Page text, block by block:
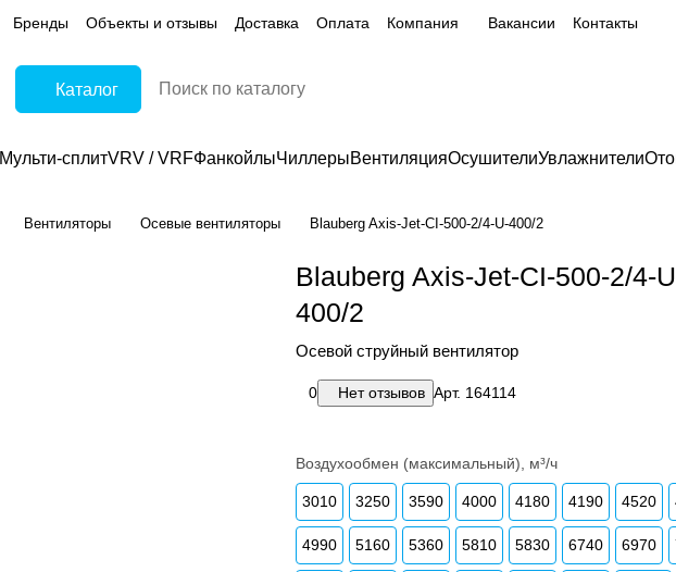
Бренды Объекты и отзывы Доставка Оплата Компания Вакансии Контакты
Каталог
Мульти-сплитVRV / VRFФанкойлыЧиллерыВентиляцияОсушителиУвлажнители
Вентиляторы Осевые вентиляторы Blauberg Axis-Jet-CI-500-2/4-U-400/2
Blauberg Axis-Jet-CI-500-2/4-
400/2
Осевой струйный вентилятор
0 Нет отзывов Арт. 164114
Воздухообмен (максимальный), м³/ч
3010 3250 3590 4000 4180 4190 4520
4990 5160 5360 5810 5830 6740 6970